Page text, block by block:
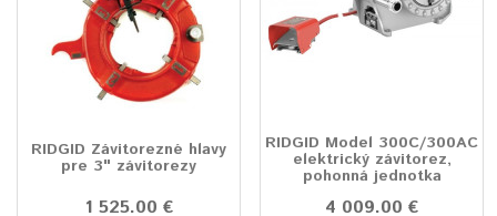
RIDGID Závitorezné hlavy
pre 3" závitorezy
1 525.00 €
RIDGID Model 300C/300AC
elektrický závitorez,
pohonná jednotka
4 009.00 €